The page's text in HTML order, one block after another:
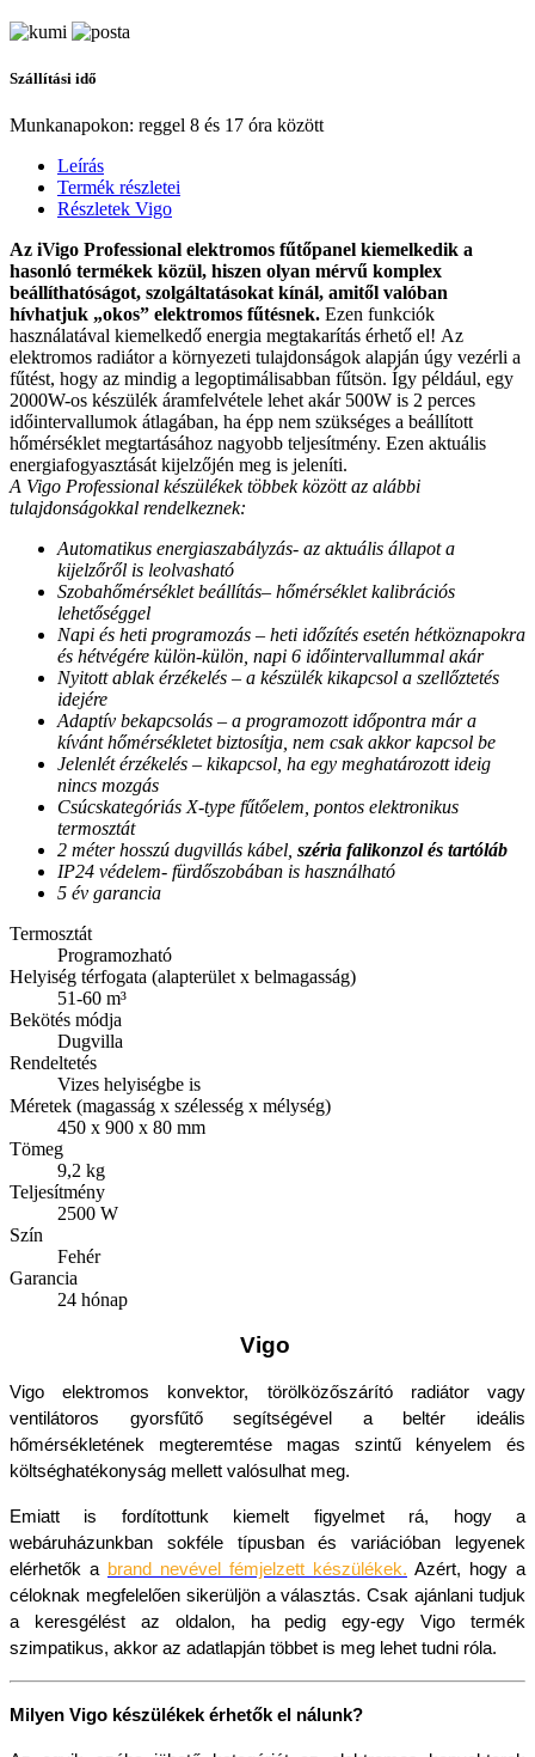
Szállítási idő
Munkanapokon: reggel 8 és 17 óra között
Leírás
Termék részletei
Részletek Vigo
Az iVigo Professional elektromos fűtőpanel kiemelkedik a
hasonló termékek közül, hiszen olyan mérvű komplex
beállíthatóságot, szolgáltatásokat kínál, amitől valóban
hívhatjuk „okos” elektromos fűtésnek. Ezen funkciók
használatával kiemelkedő energia megtakarítás érhető el! Az
elektromos radiátor a környezeti tulajdonságok alapján úgy vezérli a
fűtést, hogy az mindig a legoptimálisabban fűtsön. Így például, egy
2000W-os készülék áramfelvétele lehet akár 500W is 2 perces
időintervallumok átlagában, ha épp nem szükséges a beállított
hőmérséklet megtartásához nagyobb teljesítmény. Ezen aktuális
energiafogyasztását kijelzőjén meg is jeleníti.
A Vigo Professional készülékek többek között az alábbi
tulajdonságokkal rendelkeznek:
Automatikus energiaszabályzás- az aktuális állapot a
kijelzőről is leolvasható
Szobahőmérséklet beállítás– hőmérséklet kalibrációs
lehetőséggel
Napi és heti programozás – heti időzítés esetén hétköznapokra
és hétvégére külön-külön, napi 6 időintervallummal akár
Nyitott ablak érzékelés – a készülék kikapcsol a szellőztetés
idejére
Adaptív bekapcsolás – a programozott időpontra már a
kívánt hőmérsékletet biztosítja, nem csak akkor kapcsol be
Jelenlét érzékelés – kikapcsol, ha egy meghatározott ideig
nincs mozgás
Csúcskategóriás X-type fűtőelem, pontos elektronikus
termosztát
2 méter hosszú dugvillás kábel, széria falikonzol és tartóláb
IP24 védelem- fürdőszobában is használható
5 év garancia
Termosztát
Programozható
Helyiség térfogata (alapterület x belmagasság)
51-60 m³
Bekötés módja
Dugvilla
Rendeltetés
Vizes helyiségbe is
Méretek (magasság x szélesség x mélység)
450 x 900 x 80 mm
Tömeg
9,2 kg
Teljesítmény
2500 W
Szín
Fehér
Garancia
24 hónap
Vigo
Vigo elektromos konvektor, törölközőszárító radiátor vagy
ventilátoros gyorsfűtő segítségével a beltér ideális
hőmérsékletének megteremtése magas szintű kényelem és
költséghatékonyság mellett valósulhat meg.
Emiatt is fordítottunk kiemelt figyelmet rá, hogy a
webáruházunkban sokféle típusban és variációban legyenek
elérhetők a brand nevével fémjelzett készülékek. Azért, hogy a
céloknak megfelelően sikerüljön a választás. Csak ajánlani tudjuk
a keresgélést az oldalon, ha pedig egy-egy Vigo termék
szimpatikus, akkor az adatlapján többet is meg lehet tudni róla.
Milyen Vigo készülékek érhetők el nálunk?